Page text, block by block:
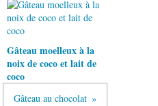
Gâteau moelleux à la
noix de coco et lait de
coco
Gâteau au chocolat